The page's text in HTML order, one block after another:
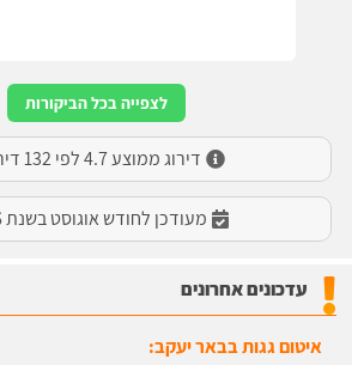
לצפייה בכל הביקורות
דירוג ממוצע 4.7 לפי 132 דירוגים
מעודכן לחודש אוגוסט בשנת 2026
עדכונים אחרונים
איטום גגות בדימונה: